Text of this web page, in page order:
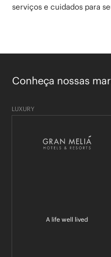
serviços e cuidados para
Conheça nossas
LUXURY
A life well lived